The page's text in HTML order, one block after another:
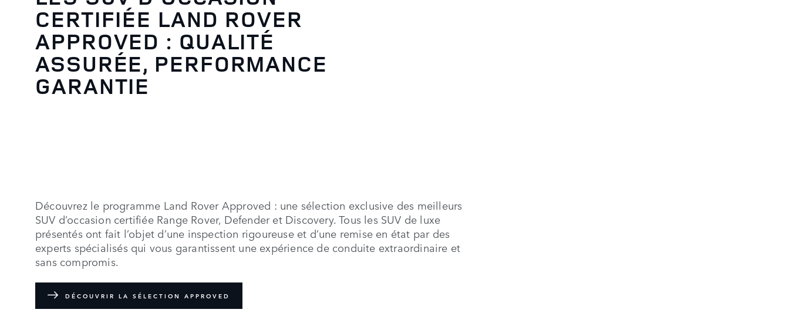
CERTIFIÉE LAND ROVER
APPROVED : QUALITÉ
ASSURÉE, PERFORMANCE
GARANTIE
Découvrez le programme Land Rover Approved : une sélection exclusive des meilleurs
SUV d’occasion certifiée Range Rover, Defender et Discovery. Tous les SUV de luxe
présentés ont fait l’objet d’une inspection rigoureuse et d’une remise en état par des
experts spécialisés qui vous garantissent une expérience de conduite extraordinaire et
sans compromis.
DÉCOUVRIR LA SÉLECTION APPROVED